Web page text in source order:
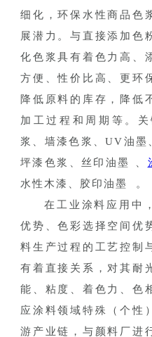
细化，环保水性商品色
展潜力。与直接添加色
化色浆具有着色力高、
方便、性价比高、更环
降低原料的库存，降低
加工过程和周期等。
浆、墙漆色浆、UV油墨
坪漆色浆、丝印油墨
水性木漆、胶印油墨
。
在工业涂料应用中
优势、色彩选择空间优
料生产过程的工艺控制
有着直接关系，对其耐
能、粘度、着色力、色
应涂料领域特殊（个性
游产业链，与颜料厂进